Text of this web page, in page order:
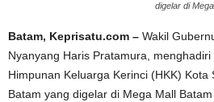
digelar di
Batam, Keprisatu.com – Wakil
Nyanyang Haris Pratamura,
Himpunan Keluarga Kerinci (HKK) Kota
Batam yang digelar di Mega Mall